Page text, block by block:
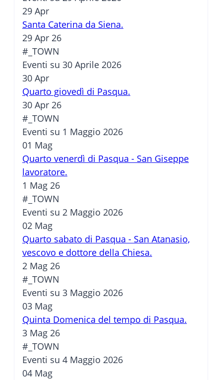
29 Apr
Santa Caterina da Siena.
29 Apr 26
#_TOWN
Eventi su 30 Aprile 2026
30 Apr
Quarto giovedì di Pasqua.
30 Apr 26
#_TOWN
Eventi su 1 Maggio 2026
01 Mag
Quarto venerdì di Pasqua - San Giseppe
lavoratore.
1 Mag 26
#_TOWN
Eventi su 2 Maggio 2026
02 Mag
Quarto sabato di Pasqua - San Atanasio,
vescovo e dottore della Chiesa.
2 Mag 26
#_TOWN
Eventi su 3 Maggio 2026
03 Mag
Quinta Domenica del tempo di Pasqua.
3 Mag 26
#_TOWN
Eventi su 4 Maggio 2026
04 Mag